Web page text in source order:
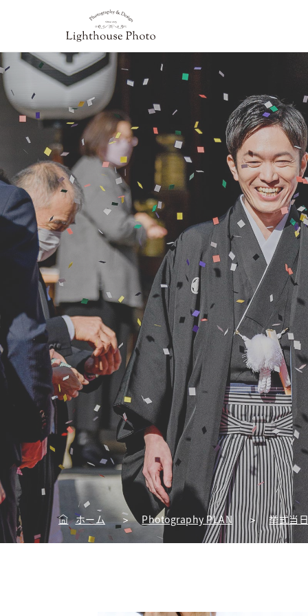
ホーム > Photography PLAN > 挙式当